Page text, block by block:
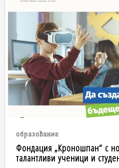
образование
Фондация „Кроношпан“ с
талантливи ученици и